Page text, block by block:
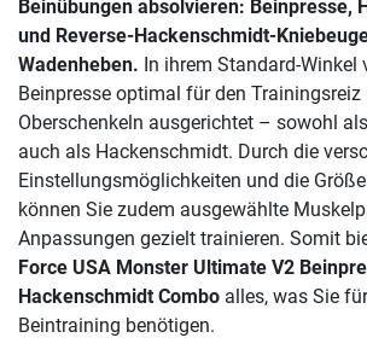
Beinübungen absolvieren: Beinpresse,
und Reverse-Hackenschmidt-
Wadenheben. In ihrem Standard-Winkel
Beinpresse optimal für den Trainingsreiz
Oberschenkeln ausgerichtet – sowohl
auch als Hackenschmidt. Durch die
Einstellungsmöglichkeiten und die
können Sie zudem ausgewählte
Anpassungen gezielt trainieren. Somit
Force USA Monster Ultimate V2
Hackenschmidt Combo alles, was Sie
Beintraining benötigen.